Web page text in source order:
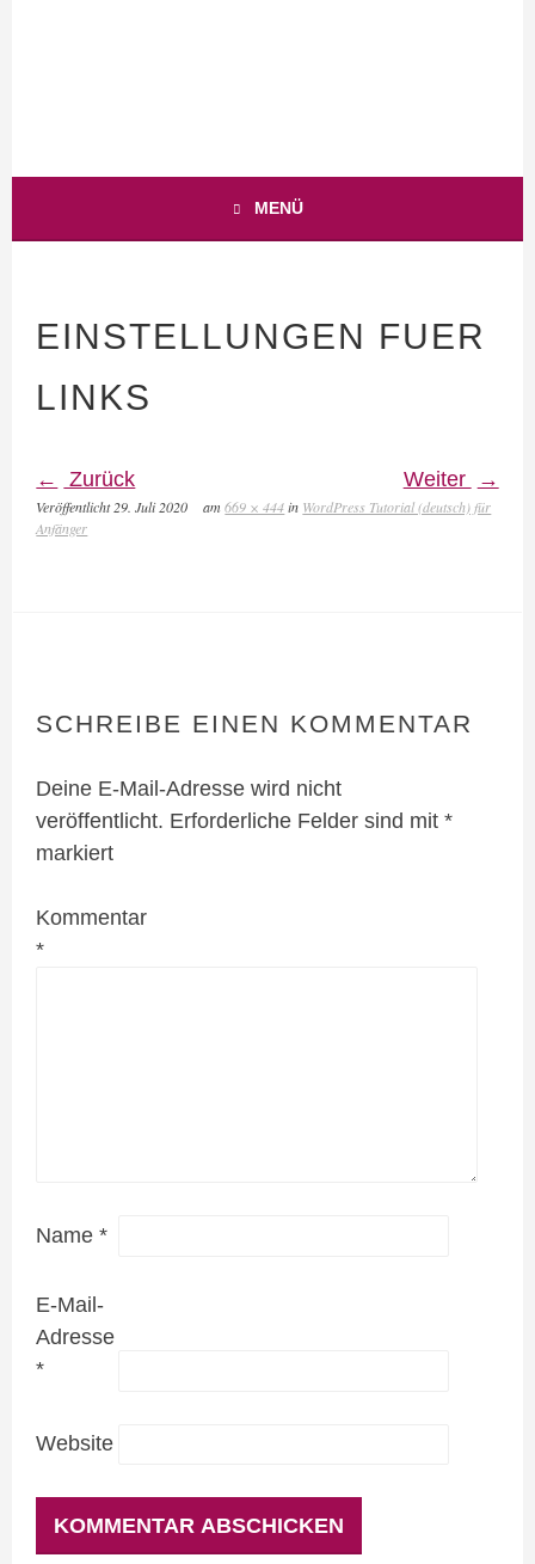
MENÜ
EINSTELLUNGEN FUER
LINKS
Zurück Weiter
Veröffentlicht29. Juli 2020 am669 × 444in WordPress Tutorial (deutsch) für
Anfänger
SCHREIBE EINEN KOMMENTAR
Deine E-Mail-Adresse wird nicht
veröffentlicht. Erforderliche Felder sind mit*
markiert
Kommentar
*
Name*
E-Mail-
Adresse
*
Website